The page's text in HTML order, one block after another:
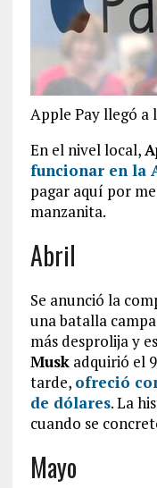
Apple Pay llegó a
En el nivel local,
funcionar en la
pagar aquí por
manzanita.
Abril
Se anunció la
una batalla
más desprolija y
Muskadquirió el
tarde, ofreció
de dólares. La
cuando se
Mayo